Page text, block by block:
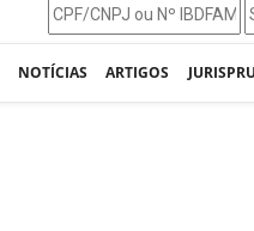
NOTÍCIAS ARTIGOS